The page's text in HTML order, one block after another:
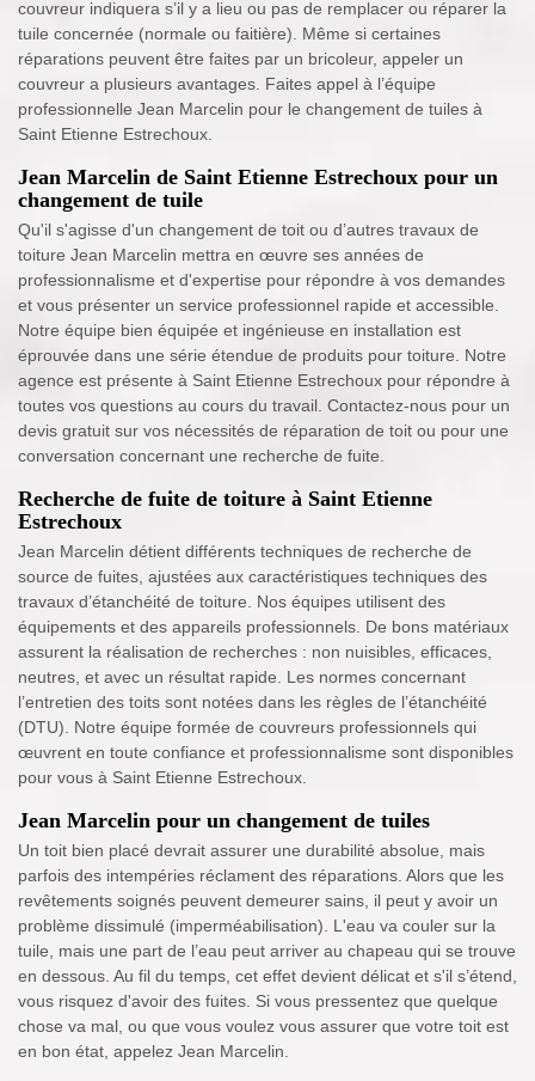
couvreur indiquera s’il y a lieu ou pas de remplacer ou réparer la
tuile concernée (normale ou faitière). Même si certaines
réparations peuvent être faites par un bricoleur, appeler un
couvreur a plusieurs avantages. Faites appel à l’équipe
professionnelle Jean Marcelin pour le changement de tuiles à
Saint Etienne Estrechoux.
Jean Marcelin de Saint Etienne Estrechoux pour un
changement de tuile
Qu'il s'agisse d'un changement de toit ou d’autres travaux de
toiture Jean Marcelin mettra en œuvre ses années de
professionnalisme et d'expertise pour répondre à vos demandes
et vous présenter un service professionnel rapide et accessible.
Notre équipe bien équipée et ingénieuse en installation est
éprouvée dans une série étendue de produits pour toiture. Notre
agence est présente à Saint Etienne Estrechoux pour répondre à
toutes vos questions au cours du travail. Contactez-nous pour un
devis gratuit sur vos nécessités de réparation de toit ou pour une
conversation concernant une recherche de fuite.
Recherche de fuite de toiture à Saint Etienne
Estrechoux
Jean Marcelin détient différents techniques de recherche de
source de fuites, ajustées aux caractéristiques techniques des
travaux d’étanchéité de toiture. Nos équipes utilisent des
équipements et des appareils professionnels. De bons matériaux
assurent la réalisation de recherches : non nuisibles, efficaces,
neutres, et avec un résultat rapide. Les normes concernant
l’entretien des toits sont notées dans les règles de l’étanchéité
(DTU). Notre équipe formée de couvreurs professionnels qui
œuvrent en toute confiance et professionnalisme sont disponibles
pour vous à Saint Etienne Estrechoux.
Jean Marcelin pour un changement de tuiles
Un toit bien placé devrait assurer une durabilité absolue, mais
parfois des intempéries réclament des réparations. Alors que les
revêtements soignés peuvent demeurer sains, il peut y avoir un
problème dissimulé (imperméabilisation). L'eau va couler sur la
tuile, mais une part de l’eau peut arriver au chapeau qui se trouve
en dessous. Au fil du temps, cet effet devient délicat et s'il s’étend,
vous risquez d'avoir des fuites. Si vous pressentez que quelque
chose va mal, ou que vous voulez vous assurer que votre toit est
en bon état, appelez Jean Marcelin.